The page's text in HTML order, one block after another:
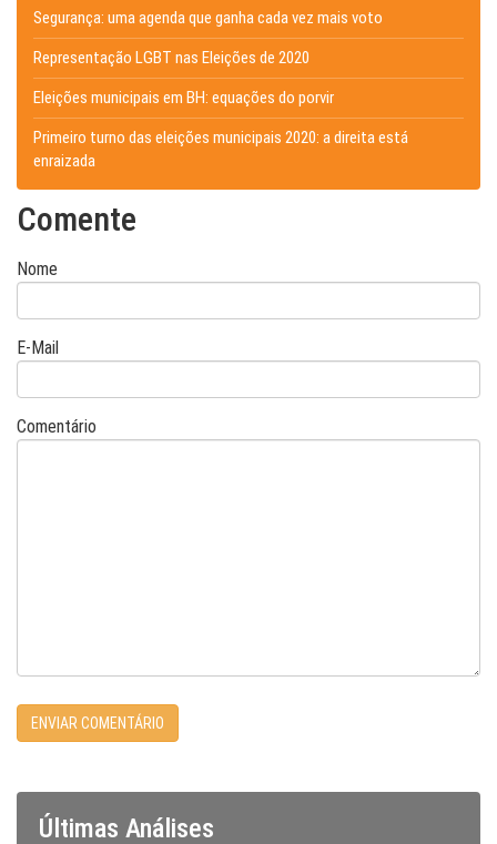
Segurança: uma agenda que ganha cada vez mais voto
Representação LGBT nas Eleições de 2020
Eleições municipais em BH: equações do porvir
Primeiro turno das eleições municipais 2020: a direita está
enraizada
Comente
Nome
E-Mail
Comentário
Últimas Análises